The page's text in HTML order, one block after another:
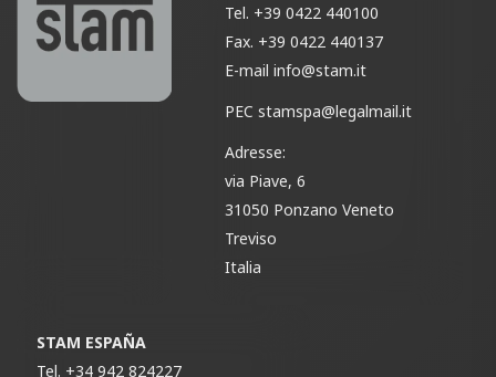
Tel. +39 0422 440100
Fax. +39 0422 440137
E-mailinfo@stam.it
PECstamspa@legalmail.it
Adresse:
via Piave, 6
31050 Ponzano Veneto
Treviso
Italia
STAM ESPAÑA
Tel. +34 942 824227